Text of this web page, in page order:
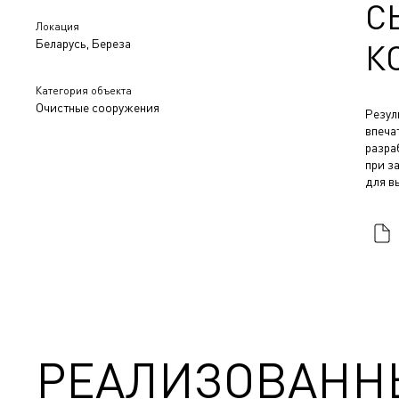
Локация
Беларусь, Береза
Категория объекта
Очистные сооружения
при
для